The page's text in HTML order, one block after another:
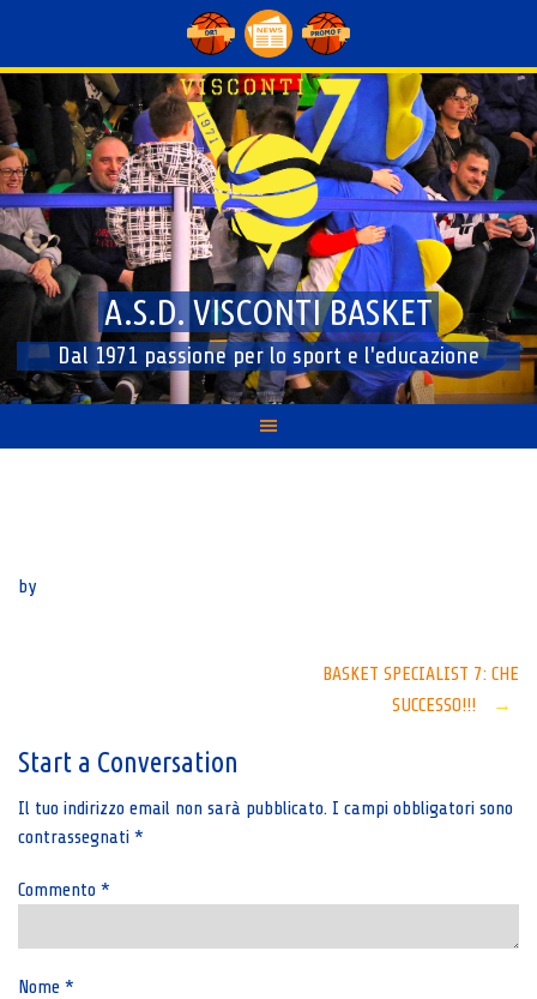
content
A.S.D. VISCONTI BASKET
Dal 1971 passione per lo sport e l'educazione
by
BASKET SPECIALIST 7: CHE
SUCCESSO!!!
→
Start a Conversation
Il tuo indirizzo email non sarà pubblicato. I campi obbligatori sono
contrassegnati *
Commento *
Nome *